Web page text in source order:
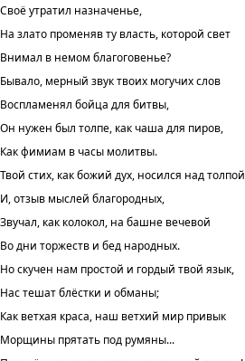
Своё утратил назначенье,
На злато променяв ту власть, которой свет
Внимал в немом благоговенье?
Бывало, мерный звук твоих могучих слов
Воспламенял бойца для битвы,
Он нужен был толпе, как чаша для пиров,
Как фимиам в часы молитвы.
Твой стих, как божий дух, носился над толпой
И, отзыв мыслей благородных,
Звучал, как колокол, на башне вечевой
Во дни торжеств и бед народных.
Но скучен нам простой и гордый твой язык,
Нас тешат блёстки и обманы;
Как ветхая краса, наш ветхий мир привык
Морщины прятать под румяны...